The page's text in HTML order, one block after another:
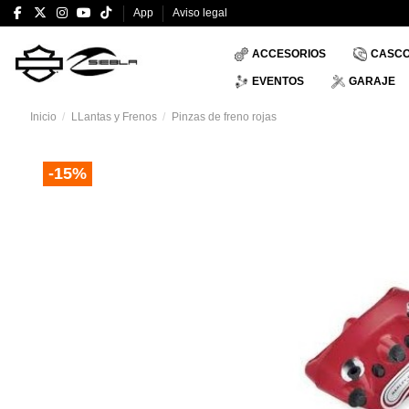
App Aviso legal
ACCESORIOS
EVENTOS GARAJE
Inicio LLantas y Frenos Pinzas de freno rojas
-15%